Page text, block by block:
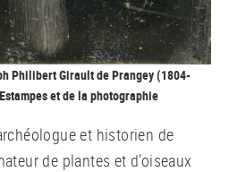
Philibert Girault de Prangey (1804-
et de la photographie
et historien de
de plantes et d’oiseaux